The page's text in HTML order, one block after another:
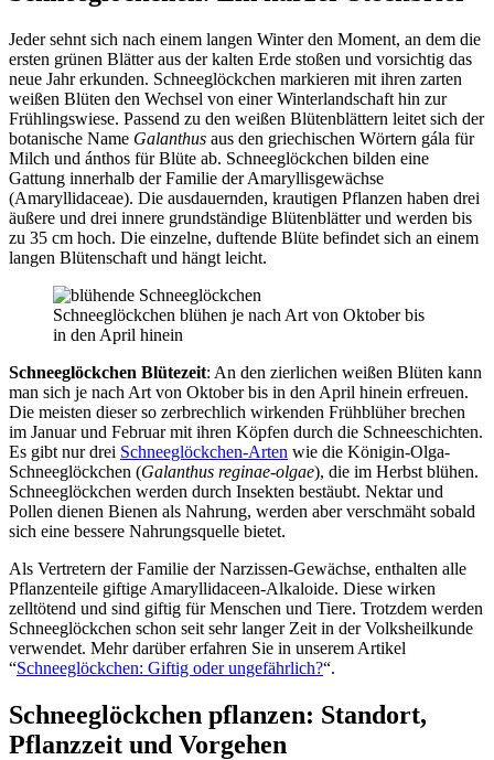
Jeder sehnt sich nach einem langen Winter den Moment, an dem die
ersten grünen Blätter aus der kalten Erde stoßen und vorsichtig das
neue Jahr erkunden. Schneeglöckchen markieren mit ihren zarten
weißen Blüten den Wechsel von einer Winterlandschaft hin zur
Frühlingswiese. Passend zu den weißen Blütenblättern leitet sich der
botanische Name Galanthus aus den griechischen Wörtern gála für
Milch und ánthos für Blüte ab. Schneeglöckchen bilden eine
Gattung innerhalb der Familie der Amaryllisgewächse
(Amaryllidaceae). Die ausdauernden, krautigen Pflanzen haben drei
äußere und drei innere grundständige Blütenblätter und werden bis
zu 35 cm hoch. Die einzelne, duftende Blüte befindet sich an einem
langen Blütenschaft und hängt leicht.
Schneeglöckchen blühen je nach Art von Oktober bis
in den April hinein
Schneeglöckchen Blütezeit: An den zierlichen weißen Blüten kann
man sich je nach Art von Oktober bis in den April hinein erfreuen.
Die meisten dieser so zerbrechlich wirkenden Frühblüher brechen
im Januar und Februar mit ihren Köpfen durch die Schneeschichten.
Es gibt nur drei Schneeglöckchen-Arten wie die Königin-Olga-
Schneeglöckchen (Galanthus reginae-olgae), die im Herbst blühen.
Schneeglöckchen werden durch Insekten bestäubt. Nektar und
Pollen dienen Bienen als Nahrung, werden aber verschmäht sobald
sich eine bessere Nahrungsquelle bietet.
Als Vertretern der Familie der Narzissen-Gewächse, enthalten alle
Pflanzenteile giftige Amaryllidaceen-Alkaloide. Diese wirken
zelltötend und sind giftig für Menschen und Tiere. Trotzdem werden
Schneeglöckchen schon seit sehr langer Zeit in der Volksheilkunde
verwendet. Mehr darüber erfahren Sie in unserem Artikel
“Schneeglöckchen: Giftig oder ungefährlich?“.
Schneeglöckchen pflanzen: Standort,
Pflanzzeit und Vorgehen